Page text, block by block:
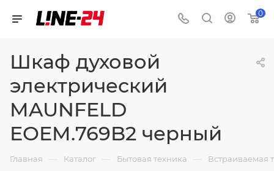
0
Шкаф духовой
электрический
MAUNFELD
EOEM.769B2 черный
Главная — Каталог — Бытовая техника — Встраиваемая